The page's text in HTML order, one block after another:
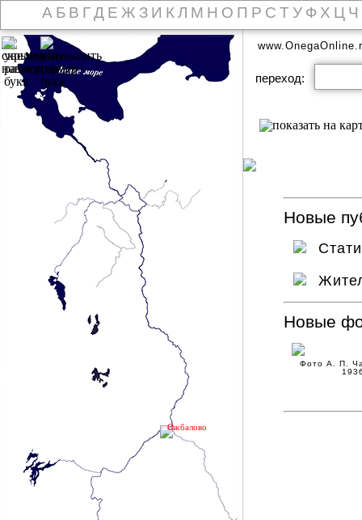
А Б В Г Д Е Ж З И К Л М Н О П Р С Т У Ф Х Ц Ч
Ожбалово
переход:
Новые
Новые
Фото А. П.